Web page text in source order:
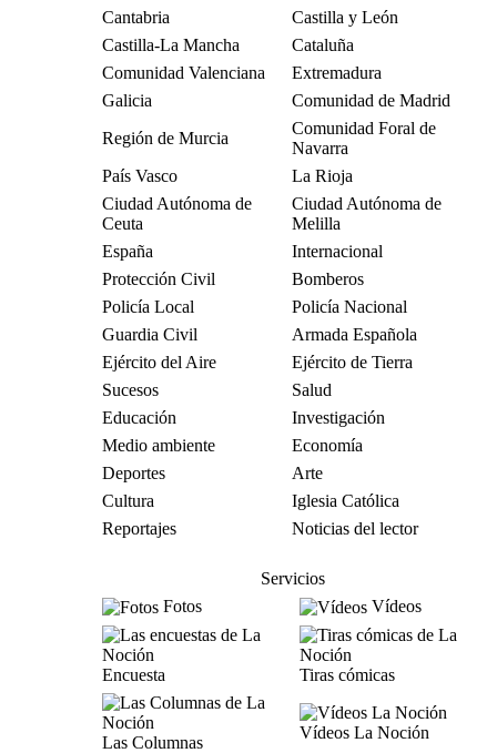
Cantabria
Castilla y León
Castilla-La Mancha
Cataluña
Comunidad Valenciana
Extremadura
Galicia
Comunidad de Madrid
Región de Murcia
Comunidad Foral de
Navarra
País Vasco
La Rioja
Ciudad Autónoma de
Ceuta
Ciudad Autónoma de
Melilla
España
Internacional
Protección Civil
Bomberos
Policía Local
Policía Nacional
Guardia Civil
Armada Española
Ejército del Aire
Ejército de Tierra
Sucesos
Salud
Educación
Investigación
Medio ambiente
Economía
Deportes
Arte
Cultura
Iglesia Católica
Reportajes
Noticias del lector
Servicios
Fotos
Vídeos
Encuesta Tiras cómicas
Las Columnas
Vídeos La Noción